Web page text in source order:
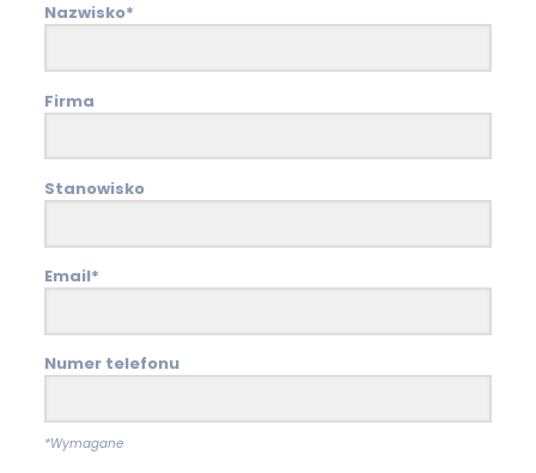
Nazwisko*
Firma
Stanowisko
Email*
Numer telefonu
*Wymagane